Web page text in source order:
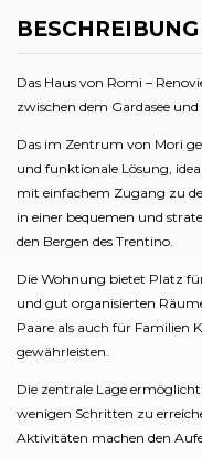
BESCHREIBUNG
Das Haus von Romi –
zwischen dem Gardasee
Das im Zentrum von Mori
und funktionale Lösung,
mit einfachem Zugang zu
in einer bequemen und
den Bergen des Trentino.
Die Wohnung bietet Platz
und gut organisierten
Paare als auch für
gewährleisten.
Die zentrale Lage
wenigen Schritten zu
Aktivitäten machen den